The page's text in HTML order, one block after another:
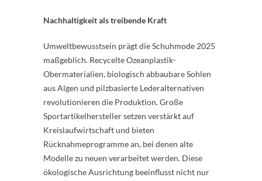
Nachhaltigkeit als treibende Kraft
Umweltbewusstsein prägt die Schuhmode 2025
maßgeblich. Recycelte Ozeanplastik-
Obermaterialien, biologisch abbaubare Sohlen
aus Algen und pilzbasierte Lederalternativen
revolutionieren die Produktion. Große
Sportartikelhersteller setzen verstärkt auf
Kreislaufwirtschaft und bieten
Rücknahmeprogramme an, bei denen alte
Modelle zu neuen verarbeitet werden. Diese
ökologische Ausrichtung beeinflusst nicht nur